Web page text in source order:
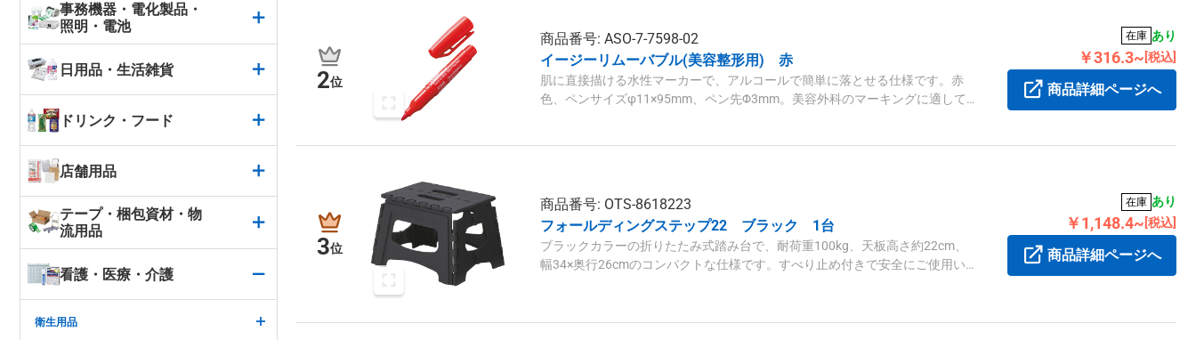
事務機器・電化製品・
照明・電池
日用品・生活雑貨
ドリンク・フード
店舗用品
テープ・梱包資材・物
流用品
看護・医療・介護
衛生用品
2位
商品番号: ASO-7-7598-02
イージーリムーバブル(美容整形用) 赤
肌に直接描ける水性マーカーで、アルコールで簡単に落とせる仕様です。赤
色、ペンサイズφ11×95mm、ペン先Φ3mm。美容外科のマーキングに適して
在庫 あり
￥316.3~[税込]
商品詳細ページへ
3位
商品番号: OTS-8618223
フォールディングステップ22 ブラック 1台
ブラックカラーの折りたたみ式踏み台で、耐荷重100kg、天板高さ約22cm、
幅34×奥行26cmのコンパクトな仕様です。すべり止め付きで安全にご使用い
在庫 あり
￥1,148.4~ [税込]
商品詳細ページへ